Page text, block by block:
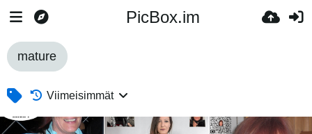
PicBox.im
mature
Viimeisimmät